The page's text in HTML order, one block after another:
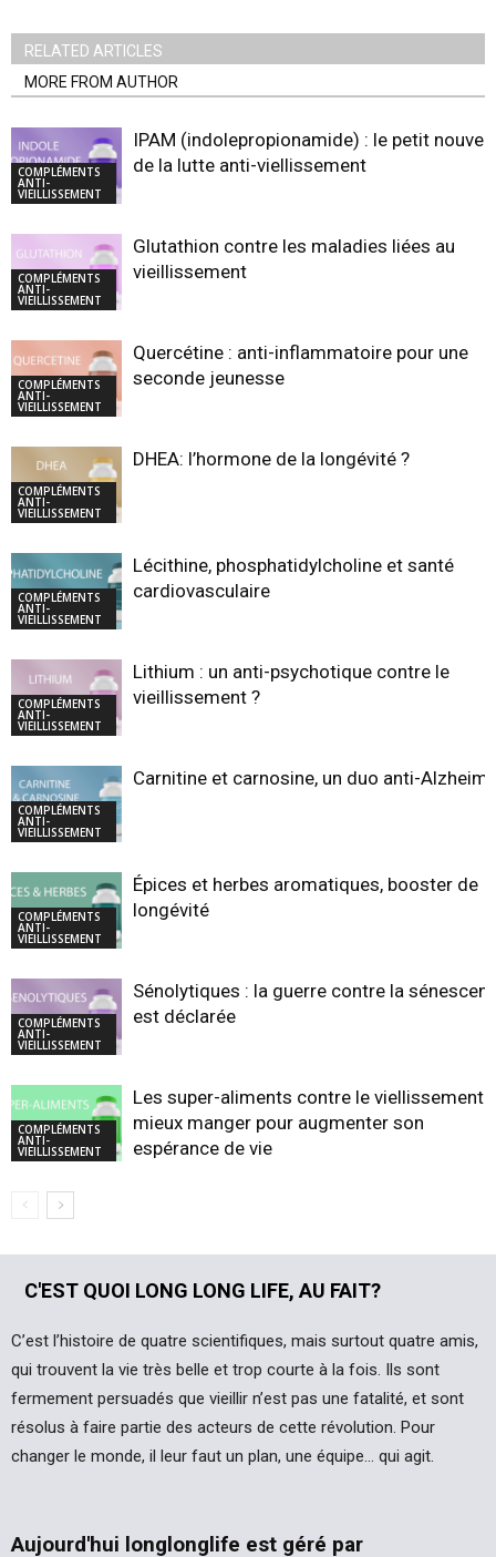
RELATED ARTICLES
MORE FROM AUTHOR
COMPLÉMENTS
ANTI-
VIEILLISSEMENT
IPAM (indolepropionamide) : le petit
de la lutte anti-viellissement
COMPLÉMENTS
ANTI-
VIEILLISSEMENT
Glutathion contre les maladies liées au
vieillissement
COMPLÉMENTS
ANTI-
VIEILLISSEMENT
Quercétine : anti-inflammatoire pour une
seconde jeunesse
COMPLÉMENTS
ANTI-
VIEILLISSEMENT
DHEA: l’hormone de la longévité ?
COMPLÉMENTS
ANTI-
VIEILLISSEMENT
Lécithine, phosphatidylcholine et santé
cardiovasculaire
COMPLÉMENTS
ANTI-
VIEILLISSEMENT
Lithium : un anti-psychotique contre le
vieillissement ?
COMPLÉMENTS
ANTI-
VIEILLISSEMENT
Carnitine et carnosine, un duo anti-
COMPLÉMENTS
ANTI-
VIEILLISSEMENT
Épices et herbes aromatiques, booster de
longévité
COMPLÉMENTS
ANTI-
VIEILLISSEMENT
Sénolytiques : la guerre contre la
est déclarée
COMPLÉMENTS
ANTI-
VIEILLISSEMENT
Les super-aliments contre le viellissement :
mieux manger pour augmenter son
espérance de vie
C'EST QUOI LONG LONG LIFE, AU FAIT?
C’est l’histoire de quatre scientifiques, mais surtout quatre amis,
qui trouvent la vie très belle et trop courte à la fois. Ils sont
fermement persuadés que vieillir n’est pas une fatalité, et sont
résolus à faire partie des acteurs de cette révolution. Pour
changer le monde, il leur faut un plan, une équipe… qui agit.
Aujourd'hui longlonglife est géré par